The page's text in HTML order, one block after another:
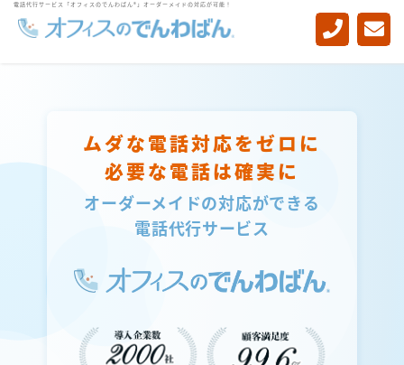
電話代行サービス「オフィスのでんわばん®」オーダーメイドの対応が可能！
-->
ムダな電話対応をゼロに
必要な電話は確実に
オーダーメイドの対応ができる
電話代行サービス